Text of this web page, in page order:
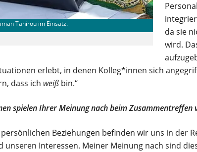
Tahirou im Einsatz.
da sie
wird.
erlebt, in denen Kolleg*innen sich
dass ich weiß bin.“
spielen Ihrer Meinung nach beim
Beziehungen befinden wir uns in der
unseren Interessen. Meiner Meinung nach sind